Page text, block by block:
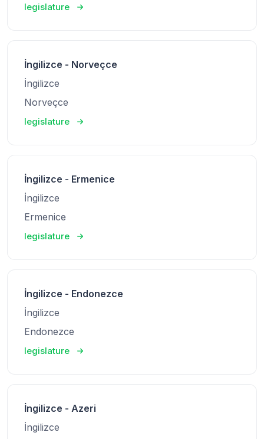
legislature
İngilizce - Norveçce
İngilizce
Norveçce
legislature
İngilizce - Ermenice
İngilizce
Ermenice
legislature
İngilizce - Endonezce
İngilizce
Endonezce
legislature
İngilizce - Azeri
İngilizce